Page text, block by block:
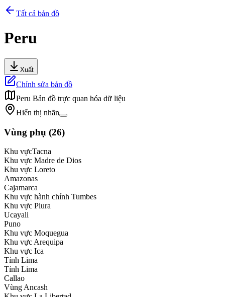
Tất cả bản đồ
Peru
Xuất
Chỉnh sửa bản đồ
Peru Bản đồ trực quan hóa dữ liệu
Hiển thị nhãn
Vùng phụ (26)
Khu vựcTacna
Khu vực Madre de Dios
Khu vực Loreto
Amazonas
Cajamarca
Khu vực hành chính Tumbes
Khu vực Piura
Ucayali
Puno
Khu vực Moquegua
Khu vực Arequipa
Khu vực Ica
Tỉnh Lima
Tỉnh Lima
Callao
Vùng Ancash